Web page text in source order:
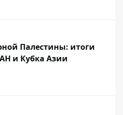
Палестины: итоги
и Кубка Азии